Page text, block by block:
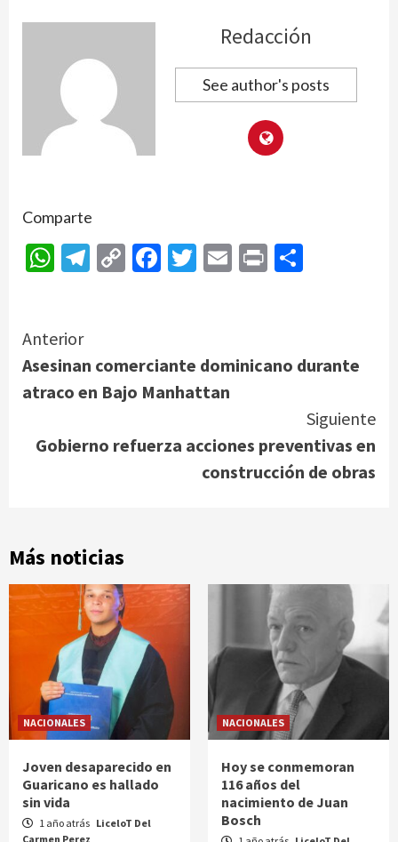
Redacción
See author's posts
Comparte
WhatsApp
Telegram
CopyFacebook
Twitter
Email
Print
Continue
Reading
Anterior
Asesinan comerciante dominicano durante
atraco en Bajo Manhattan
Siguiente
Gobierno refuerza acciones preventivas en
construcción de obras
Más noticias
NACIONALES
Joven desaparecido en
Guaricano es hallado
sin vida
1 año atrás LiceloT Del
Carmen Perez
NACIONALES
Hoy se conmemoran
116 años del
nacimiento de Juan
Bosch